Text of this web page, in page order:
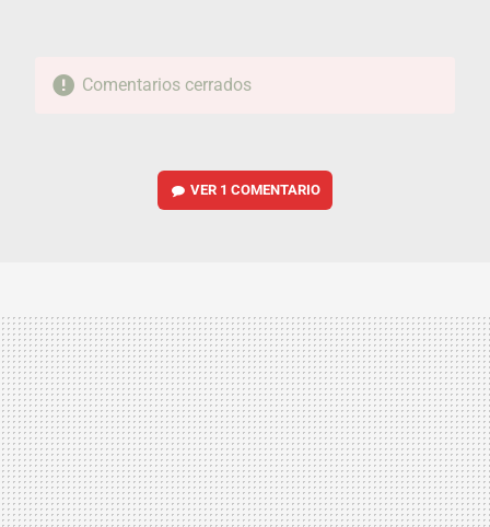
Comentarios cerrados
VER 1 COMENTARIO